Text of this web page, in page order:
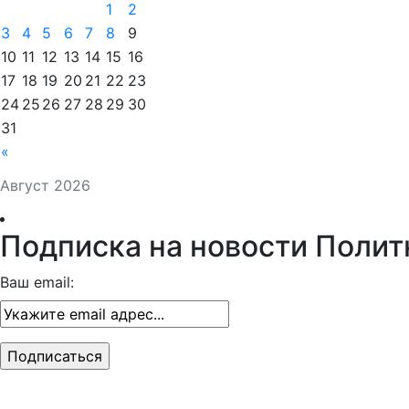
Август 2026
«
1
2
3
4 5 6 7 8
9
10 11 12 13 14 15 16
17 18 19 20 21 22 23
24 25 26 27 28 29 30
31
Подписка на новости
Ваш email: